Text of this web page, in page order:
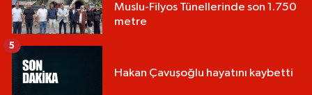
Muslu-Filyos Tünellerinde son 1.750
metre
Hakan Çavuşoğlu hayatını kaybetti
5